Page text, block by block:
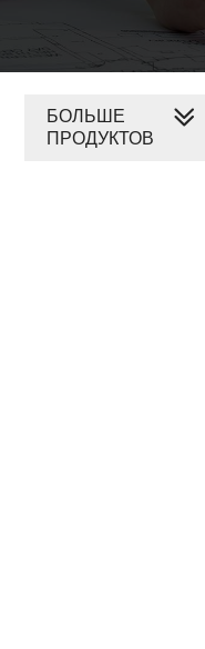
БОЛЬШЕ
ПРОДУКТОВ